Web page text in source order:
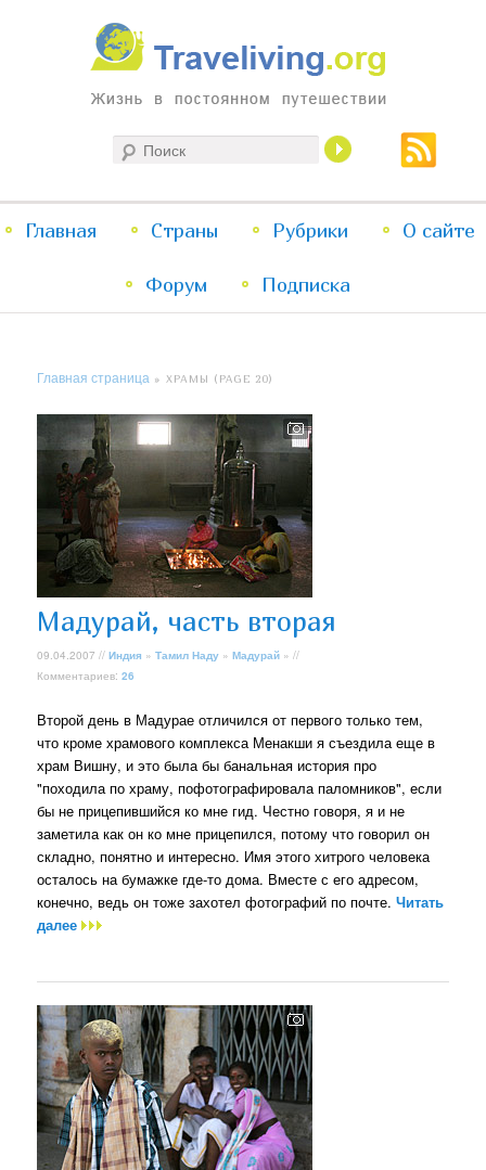
Traveliving
Жизнь в постоянном путешествии
меню
Перейти
к
Перейти
к
Главная Страны Рубрики О сайте
Форум Подписка
Главная страница » ХРАМЫ (PAGE 20)
Мадурай, часть вторая
09.04.2007 //Индия »Тамил Наду »Мадурай » //
Комментариев:26
Второй день в Мадурае отличился от первого только тем,
что кроме храмового комплекса Менакши я съездила еще в
храм Вишну, и это была бы банальная история про
"походила по храму, пофотографировала паломников", если
бы не прицепившийся ко мне гид. Честно говоря, я и не
заметила как он ко мне прицепился, потому что говорил он
складно, понятно и интересно. Имя этого хитрого человека
осталось на бумажке где-то дома. Вместе с его адресом,
конечно, ведь он тоже захотел фотографий по почте.Читать
далее